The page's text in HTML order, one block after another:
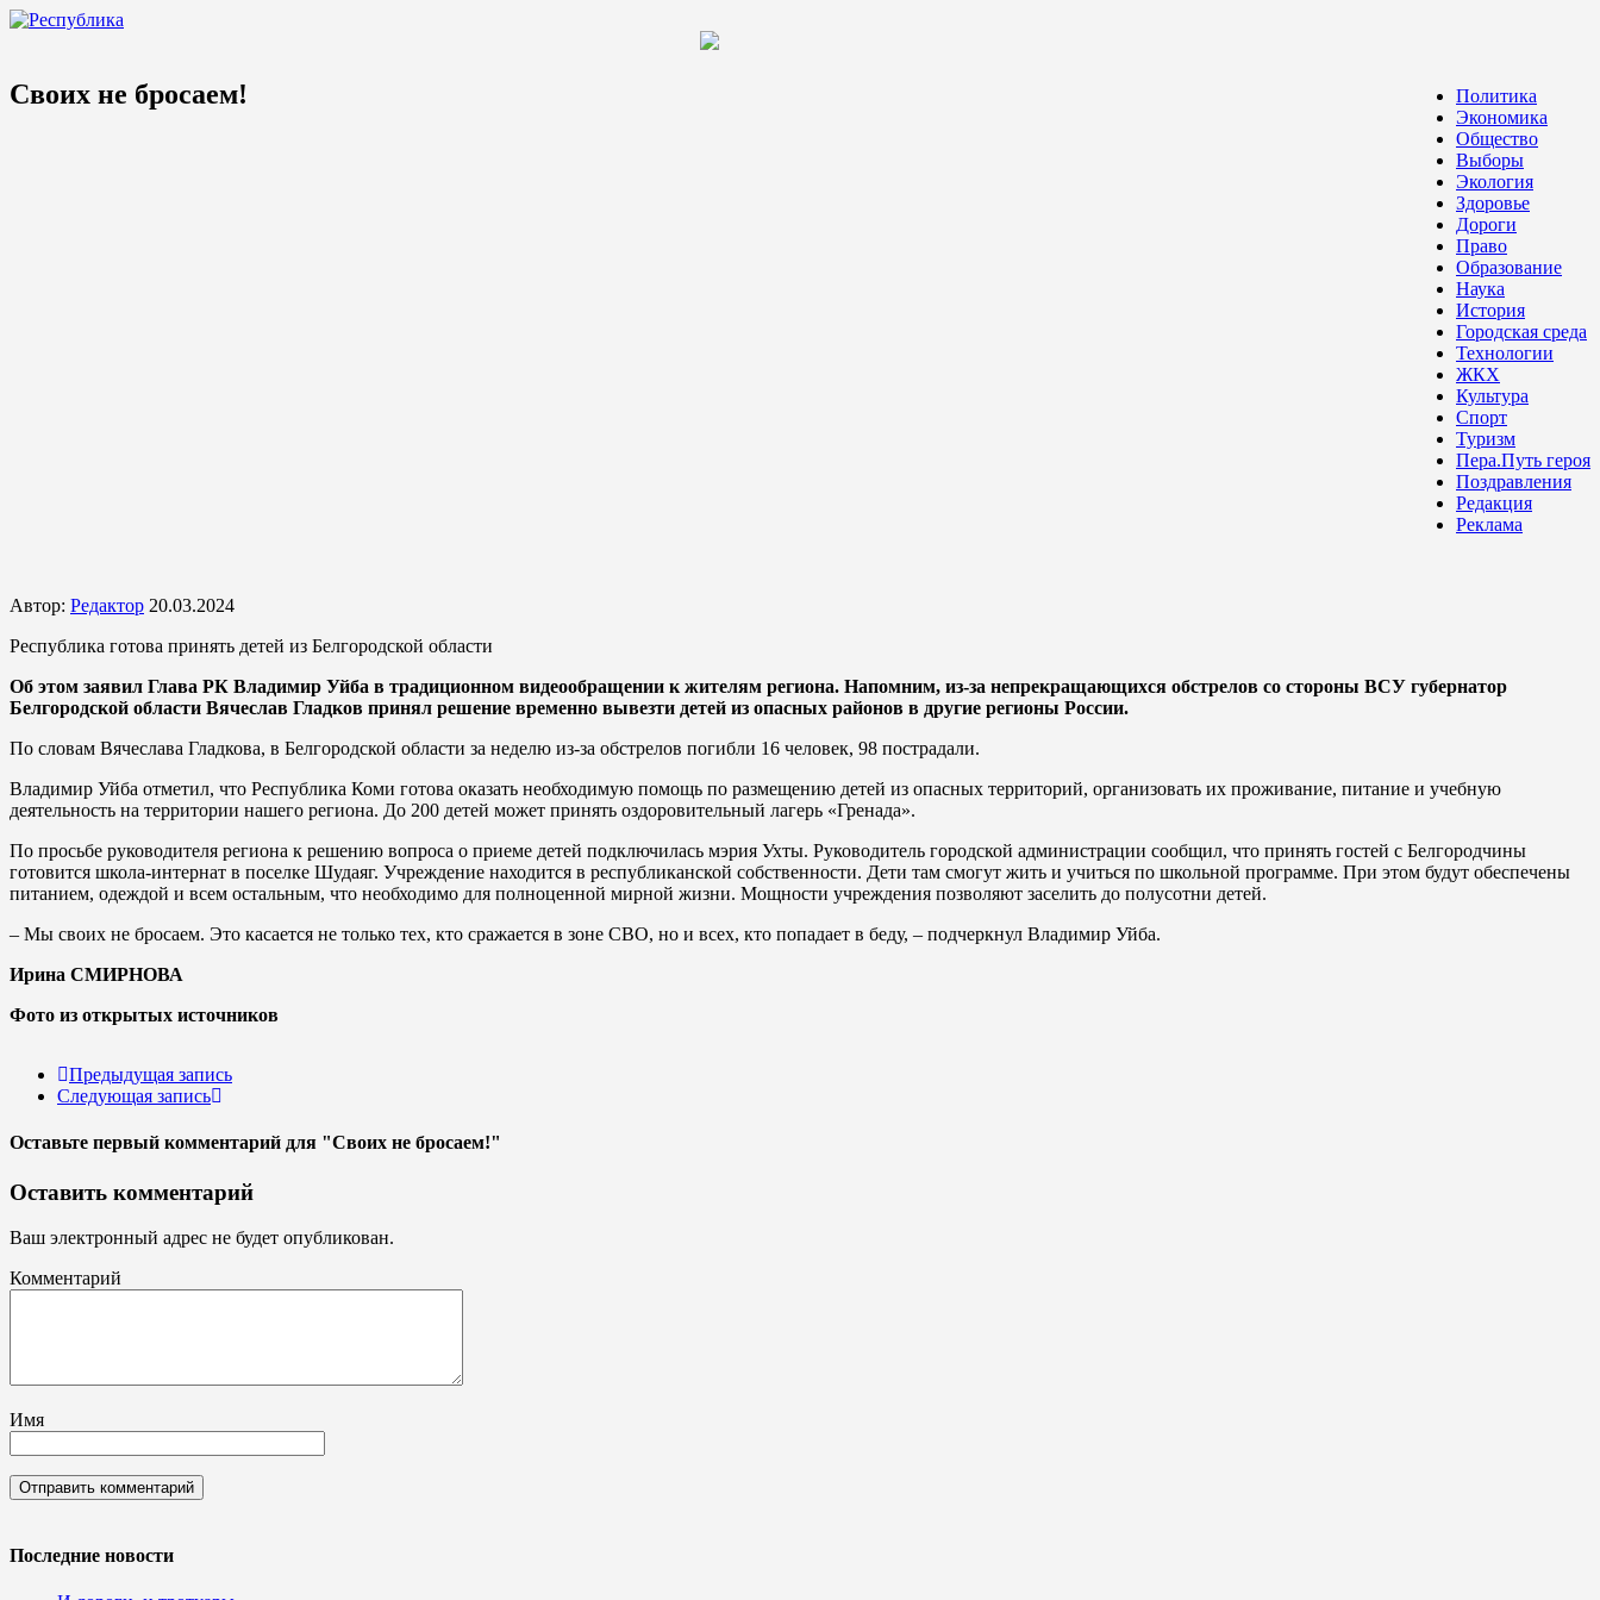
Политика
Экономика
Общество
Выборы
Экология
Здоровье
Дороги
Право
Образование
Наука
История
Городская среда
Технологии
ЖКХ
Культура
Спорт
Туризм
Пера.Путь героя
Поздравления
Редакция
Реклама
Своих не бросаем!
Автор: Редактор 20.03.2024
Республика готова принять детей из Белгородской области
Об этом заявил Глава РК Владимир Уйба в традиционном видеообращении к жителям региона. Напомним, из-за непрекращающихся обстрелов со стороны ВСУ губернатор
Белгородской области Вячеслав Гладков принял решение временно вывезти детей из опасных районов в другие регионы России.
По словам Вячеслава Гладкова, в Белгородской области за неделю из-за обстрелов погибли 16 человек, 98 пострадали.
Владимир Уйба отметил, что Республика Коми готова оказать необходимую помощь по размещению детей из опасных территорий, организовать их проживание, питание и учебную
деятельность на территории нашего региона. До 200 детей может принять оздоровительный лагерь «Гренада».
По просьбе руководителя региона к решению вопроса о приеме детей подключилась мэрия Ухты. Руководитель городской администрации сообщил, что принять гостей с Белгородчины
готовится школа-интернат в поселке Шудаяг. Учреждение находится в республиканской собственности. Дети там смогут жить и учиться по школьной программе. При этом будут обеспечены
питанием, одеждой и всем остальным, что необходимо для полноценной мирной жизни. Мощности учреждения позволяют заселить до полусотни детей.
– Мы своих не бросаем. Это касается не только тех, кто сражается в зоне СВО, но и всех, кто попадает в беду, – подчеркнул Владимир Уйба.
Ирина СМИРНОВА
Фото из открытых источников
Предыдущая запись
Следующая запись
Оставьте первый комментарий для "Своих не бросаем!"
Оставить комментарий
Ваш электронный адрес не будет опубликован.
Комментарий
Имя
Последние новости